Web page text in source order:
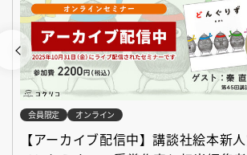
会員限定 オンライン
【アーカイブ配信中】講談社絵本新